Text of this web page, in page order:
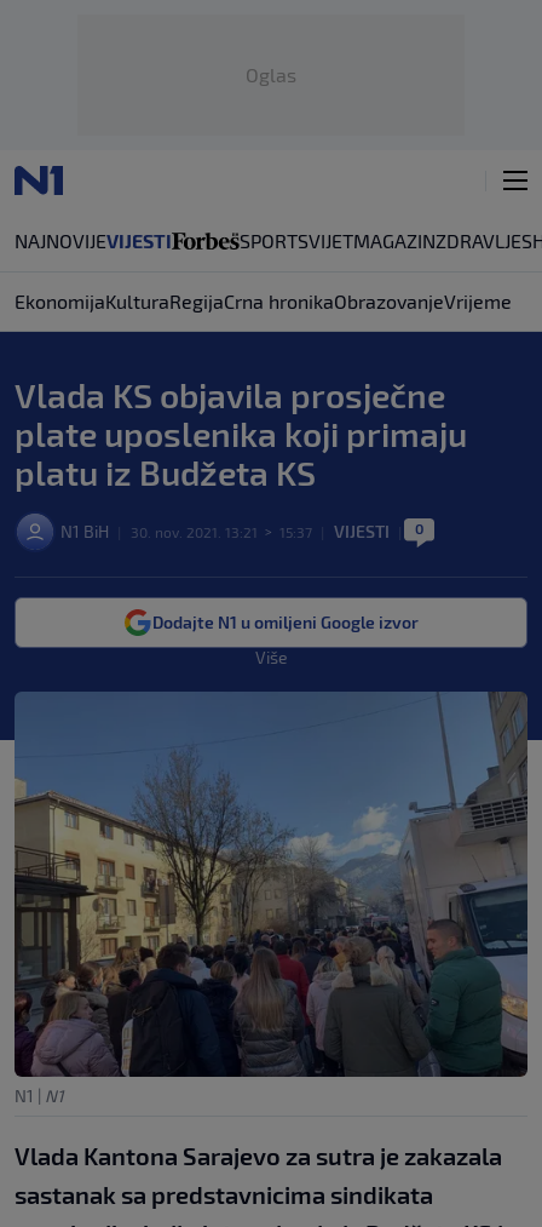
Oglas
NAJNOVIJEVIJESTI SPORTSVIJETMAGAZINZDRAVLJE
EkonomijaKulturaRegijaCrna hronikaObrazovanjeVrijeme
Vlada KS objavila prosječne
plate uposlenika koji primaju
platu iz Budžeta KS
N1 BiH 30. nov. 2021. 13:21 > 15:37 VIJESTI 0
Dodajte N1 u omiljeni Google izvor
Više
N1 | N1
Vlada Kantona Sarajevo za sutra je zakazala
sastanak sa predstavnicima sindikata